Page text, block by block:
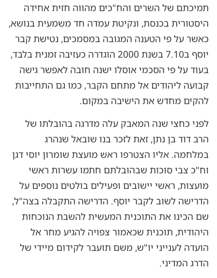
תמיכתם של השרים והח"כים מהווה חזית אחידה
היסטורית בכנסת, ונקיטת עמדה חד משמעית בנושא,
כאשר על פי הטענה המגובה במסמכים, נטישת קבר
יוסף ב7.10 בשנת 2000 הוגדרה כעזיבה זמנית בלבד,
בעוד על פי הסכמי אוסלו ישנה חובה לאפשר גישה
קבועה ליהודים אל מתחם הקבר, כמו גם התחייבות
להקים מחדש את הישיבה במקום.
לפני כחצי שנה המאבק עלה מדרגה בהובלתו של
הרב דוד בן נתן, זאת לזכר בנו שובאל שנהרג
במלחמה. אליו הצטרפו ראש מועצת שומרון יוסי דגן
וח"כ צבי סוכות שבהובלתם חתמו עשרות ראשי
מועצות, ראשי יישובים ופעילים בולטים נוספים על
הדרישה לשוב לקבר יוסף. הדרישה התקבלה בצה"ל,
שם הכינו את התוכנית המעשית להשבת הנוכחות
היהודית, תוכנית שכאמור צפויה להגיע מחר אל
הועדה לענייני יו"ש, משם תועבר לקידום מיידי של
הדרג המדיני.